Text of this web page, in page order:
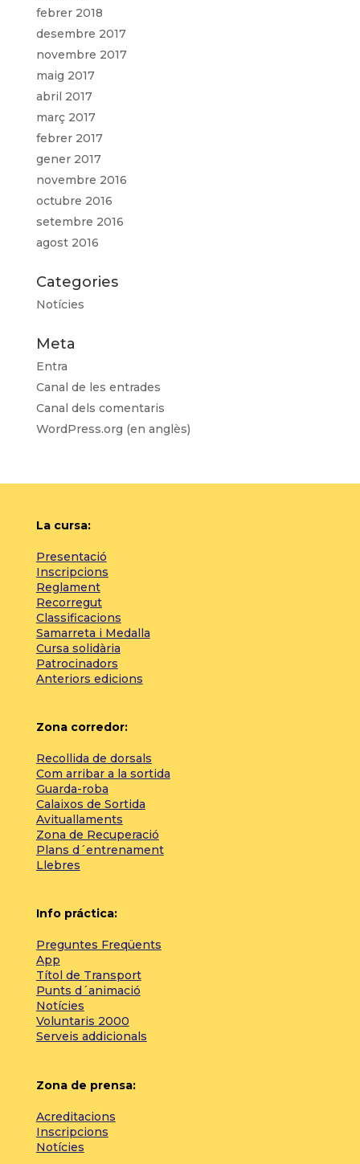
febrer 2018
desembre 2017
novembre 2017
maig 2017
abril 2017
març 2017
febrer 2017
gener 2017
novembre 2016
octubre 2016
setembre 2016
agost 2016
Categories
Notícies
Meta
Entra
Canal de les entrades
Canal dels comentaris
WordPress.org (en anglès)
La cursa:
Presentació
Inscripcions
Reglament
Recorregut
Classificacions
Samarreta i Medalla
Cursa solidària
Patrocinadors
Anteriors edicions
Zona corredor:
Recollida de dorsals
Com arribar a la sortida
Guarda-roba
Calaixos de Sortida
Avituallaments
Zona de Recuperació
Plans d´entrenament
Llebres
Info práctica:
Preguntes Freqüents
App
Títol de Transport
Punts d´animació
Notícies
Voluntaris 2000
Serveis addicionals
Zona de prensa:
Acreditacions
Inscripcions
Notícies